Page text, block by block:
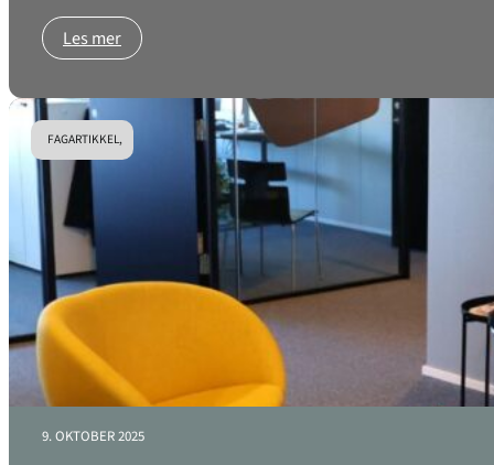
Les mer
FAGARTIKKEL,
9. OKTOBER 2025